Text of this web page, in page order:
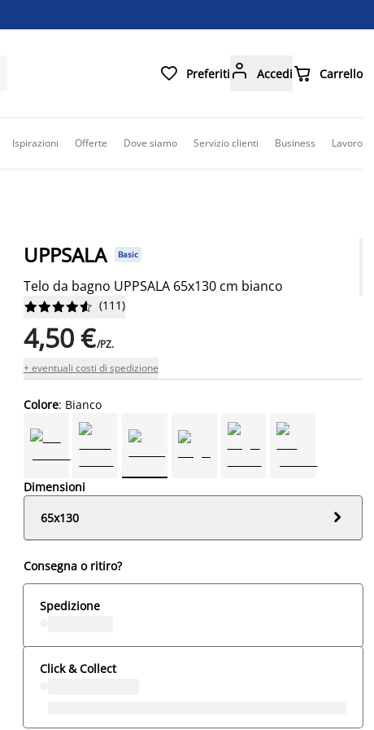
 Preferiti  Accedi Carrello
Ispirazioni Offerte Dove siamo Servizio clienti Business Lavoro
UPPSALA Basic
Telo da bagno UPPSALA 65x130 cm bianco





 (111)
4,50 €/PZ.
+ eventuali costi di spedizione
Colore: Bianco
Dimensioni
65x130

Consegna o ritiro?
Spedizione
Click & Collect